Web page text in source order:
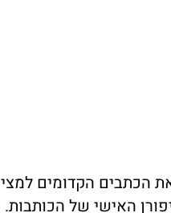
הכתבים הקדומים
האישי של